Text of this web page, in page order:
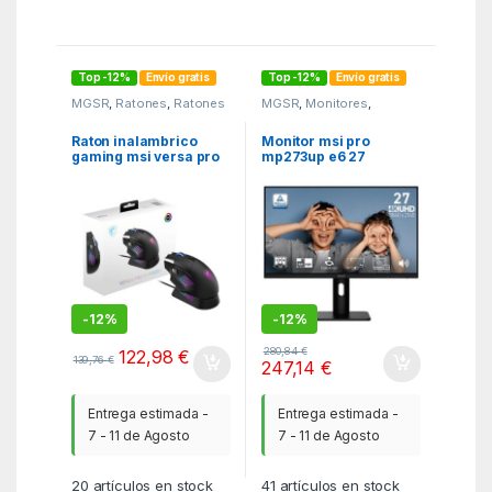
Top -12% Envío gratis
MGSR, Ratones, Ratones
Raton inalambrico
gaming msi versa pro
-12%
139,76€ 122,98€
Entrega estimada -
7 - 11 de Agosto
20 artículos en stock
Top -12% Envío gratis
MGSR, Monitores,
Monitor msi pro
mp273up e6 27
-12%
280,84€
247,14€
Entrega estimada -
7 - 11 de Agosto
41 artículos en stock